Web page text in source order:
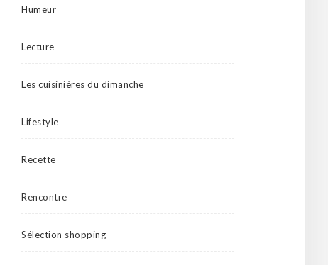
Humeur
Lecture
Les cuisinières du dimanche
Lifestyle
Recette
Rencontre
Sélection shopping